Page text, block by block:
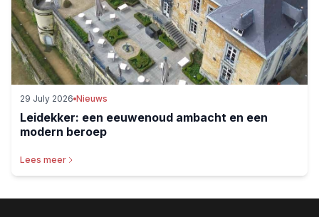
29 July 2026 Nieuws
Leidekker: een eeuwenoud ambacht en een
modern beroep
Lees meer